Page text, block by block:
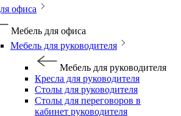
офиса
Мебель для офиса
Мебель для руководителя
Мебель для руководителя
Кресла для руководителя
Столы для руководителя
Столы для переговоров в
кабинет руководителя